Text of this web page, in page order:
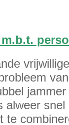
alweer
te